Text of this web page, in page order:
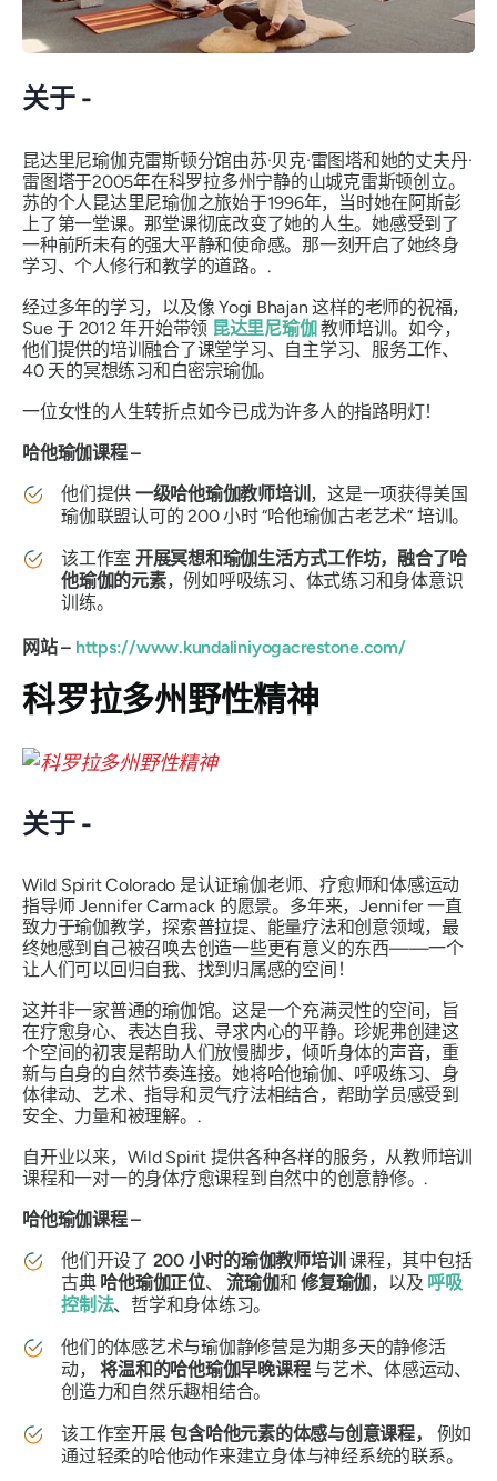
关于 -
昆达里尼瑜伽克雷斯顿分馆由苏·贝克·雷图塔和她的丈夫丹·
雷图塔于2005年在科罗拉多州宁静的山城克雷斯顿创立。
苏的个人昆达里尼瑜伽之旅始于1996年，当时她在阿斯彭
上了第一堂课。那堂课彻底改变了她的人生。她感受到了
一种前所未有的强大平静和使命感。那一刻开启了她终身
学习、个人修行和教学的道路。.
经过多年的学习，以及像 Yogi Bhajan 这样的老师的祝福，
Sue 于 2012 年开始带领 昆达里尼瑜伽教师培训。如今，
他们提供的培训融合了课堂学习、自主学习、服务工作、
40 天的冥想练习和白密宗瑜伽。
一位女性的人生转折点如今已成为许多人的指路明灯！
哈他瑜伽课程 –
他们提供 一级哈他瑜伽教师培训 ，这是一项获得美国
瑜伽联盟认可的 200 小时“哈他瑜伽古老艺术” 培训。
该工作室 开展冥想和瑜伽生活方式工作坊，融合了哈
他瑜伽的元素，例如呼吸练习、体式练习和身体意识
训练。
网站 – https://www.kundaliniyogacrestone.com/
科罗拉多州野性精神
关于 -
Wild Spirit Colorado 是认证瑜伽老师、疗愈师和体感运动
指导师 Jennifer Carmack 的愿景。多年来，Jennifer 一直
致力于瑜伽教学，探索普拉提、能量疗法和创意领域，最
终她感到自己被召唤去创造一些更有意义的东西——一个
让人们可以回归自我、找到归属感的空间！
这并非一家普通的瑜伽馆。这是一个充满灵性的空间，旨
在疗愈身心、表达自我、寻求内心的平静。珍妮弗创建这
个空间的初衷是帮助人们放慢脚步，倾听身体的声音，重
新与自身的自然节奏连接。她将哈他瑜伽、呼吸练习、身
体律动、艺术、指导和灵气疗法相结合，帮助学员感受到
安全、力量和被理解。.
自开业以来，Wild Spirit 提供各种各样的服务，从教师培训
课程和一对一的身体疗愈课程到自然中的创意静修。.
哈他瑜伽课程 –
他们开设了 200 小时的瑜伽教师培训课程，其中包括
古典 哈他瑜伽正位、流瑜伽和修复瑜伽，以及 呼吸
控制法、哲学和身体练习。
他们的体感艺术与瑜伽静修营是为期多天的静修活
动，将温和的哈他瑜伽早晚课程与艺术、体感运动、
创造力和自然乐趣相结合。
该工作室开展包含哈他元素的体感与创意课程， 例如
通过轻柔的哈他动作来建立身体与神经系统的联系。